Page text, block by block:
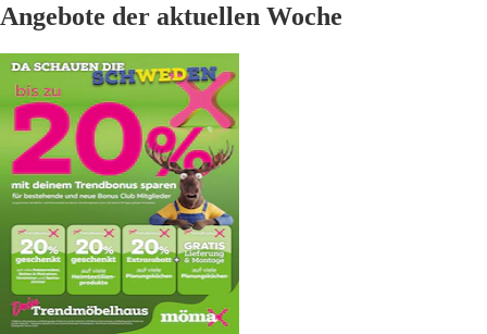
Angebote der aktuellen Woche